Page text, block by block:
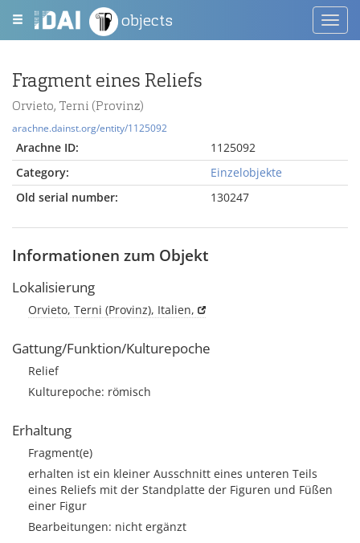
objects
Fragment eines Reliefs
Orvieto, Terni (Provinz)
arachne.dainst.org/entity/1125092
Arachne ID:
1125092
Category:
Einzelobjekte
Old serial number:
130247
Informationen zum Objekt
Lokalisierung
Orvieto, Terni (Provinz), Italien,
Gattung/Funktion/Kulturepoche
Relief
Kulturepoche: römisch
Erhaltung
Fragment(e)
erhalten ist ein kleiner Ausschnitt eines unteren Teils
eines Reliefs mit der Standplatte der Figuren und Füßen
einer Figur
Bearbeitungen: nicht ergänzt